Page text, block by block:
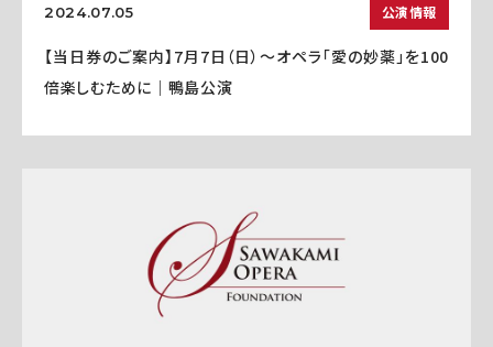
2024.07.05 公演情報
【当日券のご案内】7月7日（日）～オペラ「愛の妙薬」を100
倍楽しむために｜鴨島公演